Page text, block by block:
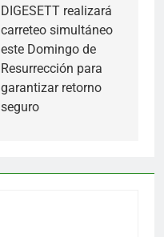
DIGESETT realizará
carreteo simultáneo
este Domingo de
Resurrección para
garantizar retorno
seguro